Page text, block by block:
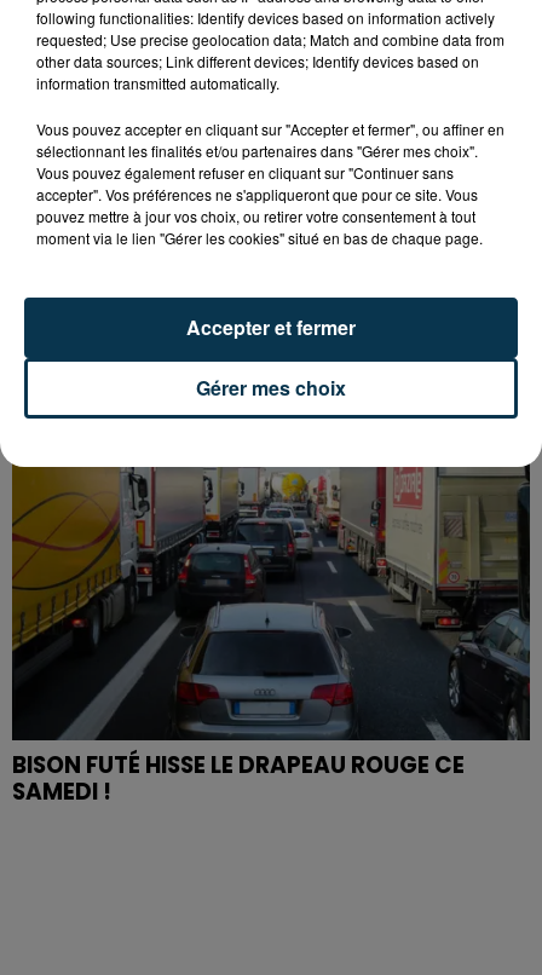
L’ASSE RÉDUIT FACE À SOCHAUX, UNE
PREMIÈRE VICTOIRE POUR NOS VERTS ?
BISON FUTÉ HISSE LE DRAPEAU ROUGE CE
SAMEDI !
following functionalities: Identify devices based on information actively
requested; Use precise geolocation data; Match and combine data from
other data sources; Link different devices; Identify devices based on
information transmitted automatically.
Vous pouvez accepter en cliquant sur "Accepter et fermer", ou affiner en
sélectionnant les finalités et/ou partenaires dans "Gérer mes choix".
Vous pouvez également refuser en cliquant sur "Continuer sans
accepter". Vos préférences ne s'appliqueront que pour ce site. Vous
pouvez mettre à jour vos choix, ou retirer votre consentement à tout
moment via le lien "Gérer les cookies" situé en bas de chaque page.
Gérer mes choix
Accepter et fermer